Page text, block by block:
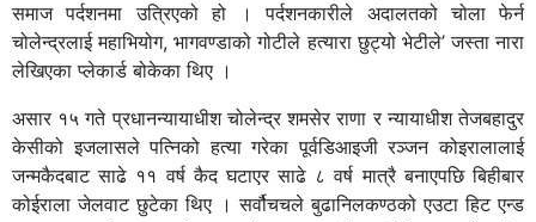
समाज पर्दशनमा उत्रिएको हो । पर्दशनकारीले अदालतको चोला फेर्न
चोलेन्द्रलाई महाभियोग, भागवण्डाको गोटीले हत्यारा छुट्यो भेटीले’ जस्ता नारा
लेखिएका प्लेकार्ड बोकेका थिए ।
असार १५ गते प्रधानन्यायाधीश चोलेन्द्र शमसेर राणा र न्यायाधीश तेजबहादुर
केसीको इजलासले पत्निको हत्या गरेका पूर्वडिआइजी रञ्जन कोइरालालाई
जन्मकैदबाट साढे ११ वर्ष कैद घटाएर साढे ८ वर्ष मात्रै बनाएपछि बिहीबार
कोईराला जेलवाट छुटेका थिए । सर्वौचचले बुढानिलकण्ठको एउटा हिट एन्ड